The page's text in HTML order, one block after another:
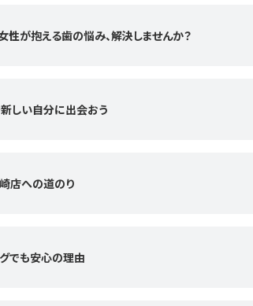
性が抱える歯の悩み、解決しませんか？
しい自分に出会おう
店への道のり
でも安心の理由